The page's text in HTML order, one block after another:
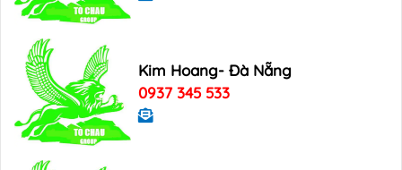
Kim Hoang- Đà Nẵng
0937 345 533